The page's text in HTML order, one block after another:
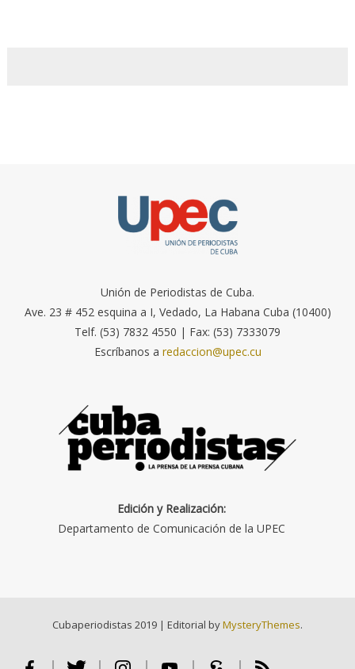
Unión de Periodistas de Cuba.
Ave. 23 # 452 esquina a I, Vedado, La Habana Cuba (10400)
Telf. (53) 7832 4550 | Fax: (53) 7333079
Escríbanos a redaccion@upec.cu
Edición y Realización:
Departamento de Comunicación de la UPEC
Cubaperiodistas 2019 | Editorial byMysteryThemes.